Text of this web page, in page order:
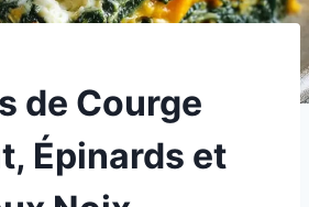
de Courge
Épinards et